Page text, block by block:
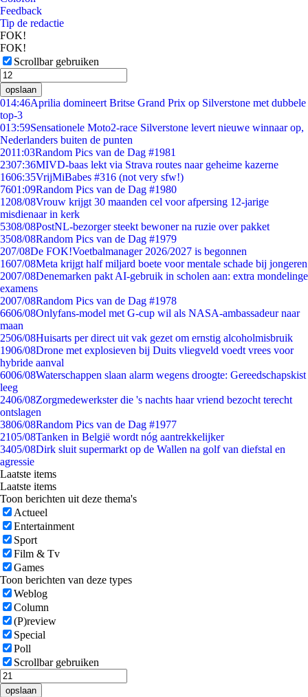
Feedback
Tip de redactie
FOK!
FOK!
Scrollbar gebruiken
opslaan
014:46Aprilia domineert Britse Grand Prix op Silverstone met dubbele
top-3
013:59Sensationele Moto2-race Silverstone levert nieuwe winnaar op,
Nederlanders buiten de punten
2011:03Random Pics van de Dag #1981
2307:36MIVD-baas lekt via Strava routes naar geheime kazerne
1606:35VrijMiBabes #316 (not very sfw!)
7601:09Random Pics van de Dag #1980
1208/08Vrouw krijgt 30 maanden cel voor afpersing 12-jarige
misdienaar in kerk
5308/08PostNL-bezorger steekt bewoner na ruzie over pakket
3508/08Random Pics van de Dag #1979
207/08De FOK!Voetbalmanager 2026/2027 is begonnen
1607/08Meta krijgt half miljard boete voor mentale schade bij jongeren
2007/08Denemarken pakt AI-gebruik in scholen aan: extra mondelinge
examens
2007/08Random Pics van de Dag #1978
6606/08Onlyfans-model met G-cup wil als NASA-ambassadeur naar
maan
2506/08Huisarts per direct uit vak gezet om ernstig alcoholmisbruik
1906/08Drone met explosieven bij Duits vliegveld voedt vrees voor
hybride aanval
6006/08Waterschappen slaan alarm wegens droogte: Gereedschapskist
leeg
2406/08Zorgmedewerkster die 's nachts haar vriend bezocht terecht
ontslagen
3806/08Random Pics van de Dag #1977
2105/08Tanken in België wordt nóg aantrekkelijker
3405/08Dirk sluit supermarkt op de Wallen na golf van diefstal en
agressie
Laatste items
Laatste items
Toon berichten uit deze thema's
Actueel
Entertainment
Sport
Film & Tv
Games
Toon berichten van deze types
Weblog
Column
(P)review
Special
Poll
Scrollbar gebruiken
opslaan